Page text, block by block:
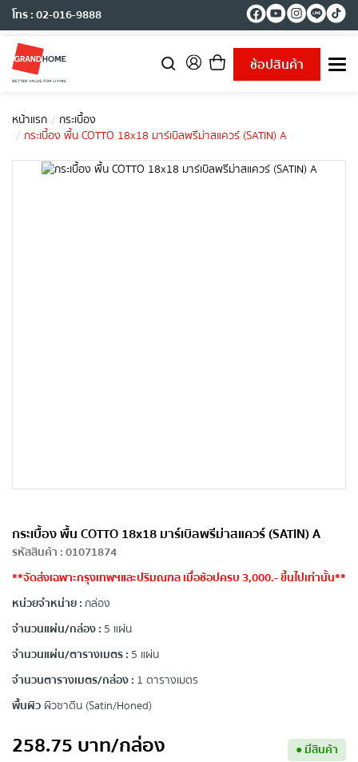
โทร : 02-016-9888
ช้อปสินค้า
T
n
หน้าแรก
กระเบื้อง
กระเบื้อง พื้น COTTO 18x18 มาร์เบิลพรีม่าสแควร์ (SATIN) A
กระเบื้อง พื้น COTTO 18x18 มาร์เบิลพรีม่าสแควร์ (SATIN) A
รหัสสินค้า :01071874
**จัดส่งเฉพาะกรุงเทพฯและปริมณฑล เมื่อช้อปครบ 3,000.- ขึ้นไปเท่านั้น**
หน่วยจำหน่าย : กล่อง
จำนวนแผ่น/กล่อง : 5 แผ่น
จำนวนแผ่น/ตารางเมตร : 5 แผ่น
จำนวนตารางเมตร/กล่อง : 1 ตารางเมตร
พื้นผิว ผิวซาติน (Satin/Honed)
258.75 บาท/กล่อง ●มีสินค้า